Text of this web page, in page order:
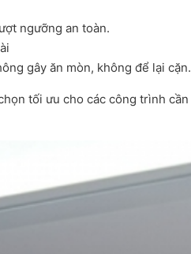
ngưỡng an toàn.
gây ăn mòn, không để lại cặn.
tối ưu cho các công trình cần